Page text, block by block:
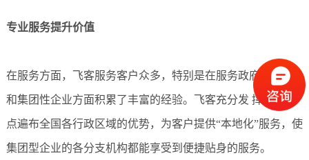
专业服务提升价值
在服务方面，飞客服务客户众多，特别是在服务政府、军工
和集团性企业方面积累了丰富的经验。飞客充分发 挥服务网
点遍布全国各行政区域的优势，为客户提供“本地化”服务，使
集团型企业的各分支机构都能享受到便捷贴身的服务。